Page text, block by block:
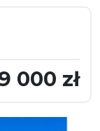
000 zł